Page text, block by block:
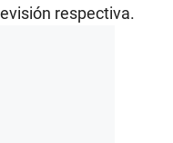
respectiva.